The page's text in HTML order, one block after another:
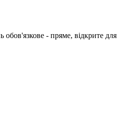
обов'язкове - пряме, відкрите для